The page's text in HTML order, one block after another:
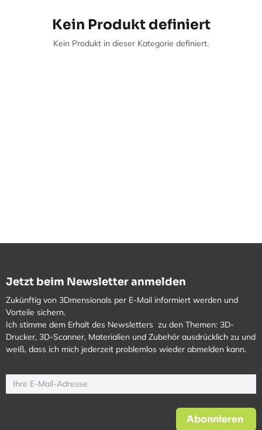
Kein Produkt definiert
Kein Produkt in dieser Kategorie definiert.
Jetzt beim Newsletter anmelden
Zukünftig von 3Dmensionals per E-Mail informiert werden und
Vorteile sichern.
Ich stimme dem Erhalt des Newsletters zu den Themen: 3D-
Drucker, 3D-Scanner, Materialien und Zubehör ausdrücklich zu und
weiß, dass ich mich jederzeit problemlos wieder abmelden kann.
Abonnieren